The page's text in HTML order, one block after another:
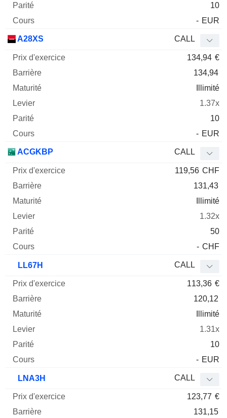
10
- EUR
A28XS CALL
134,94 €
134,94
Illimité
1.37x
10
- EUR
ACGKBP CALL
119,56 CHF
131,43
Illimité
1.32x
50
- CHF
LL67H CALL
113,36 €
120,12
Illimité
1.31x
10
- EUR
LNA3H CALL
123,77 €
131,15